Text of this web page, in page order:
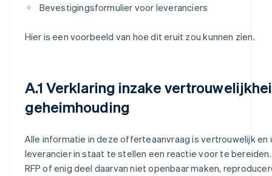
Bevestigingsformulier voor leveranciers
Hier is een voorbeeld van hoe dit eruit zou kunnen zien.
A.1 Verklaring inzake
geheimhouding
Alle informatie in deze offerteaanvraag is vertrouwelijk
leverancier in staat te stellen een reactie voor te
RFP of enig deel daarvan niet openbaar maken,